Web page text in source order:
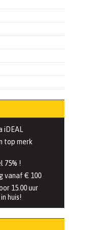
iDEAL
top merk
75% !
vanaf € 100
15.00 uur
huis!